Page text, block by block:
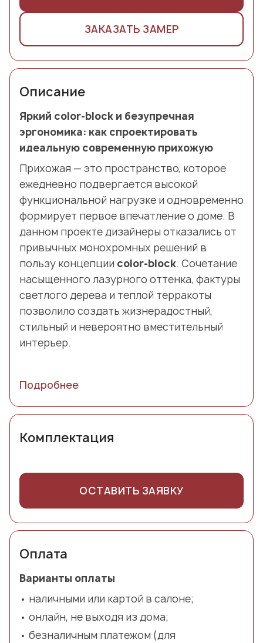
ЗАКАЗАТЬ ЗАМЕР
Описание
Яркий color-block и безупречная
эргономика: как спроектировать
идеальную современную прихожую
Прихожая — это пространство, которое
ежедневно подвергается высокой
функциональной нагрузке и одновременно
формирует первое впечатление о доме. В
данном проекте дизайнеры отказались от
привычных монохромных решений в
пользу концепции color-block. Сочетание
насыщенного лазурного оттенка, фактуры
светлого дерева и теплой терракоты
позволило создать жизнерадостный,
стильный и невероятно вместительный
интерьер.
Подробнее
Комплектация
ОСТАВИТЬ ЗАЯВКУ
Оплата
Варианты оплаты
наличными или картой в салоне;
онлайн, не выходя из дома;
безналичным платежом (для